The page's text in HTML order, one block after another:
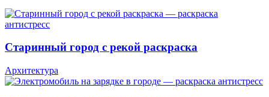
Старинный город с рекой раскраска
Архитектура